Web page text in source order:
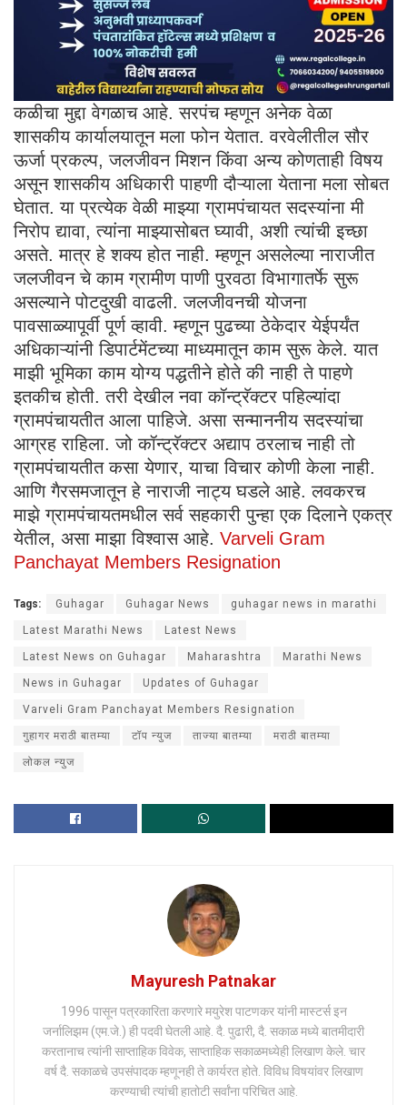
कळीचा मुद्दा वेगळाच आहे. सरपंच म्हणून अनेक वेळा
शासकीय कार्यालयातून मला फोन येतात. वरवेलीतील सौर
ऊर्जा प्रकल्प, जलजीवन मिशन किंवा अन्य कोणताही विषय
असून शासकीय अधिकारी पाहणी दौऱ्याला येताना मला सोबत
घेतात. या प्रत्येक वेळी माझ्या ग्रामपंचायत सदस्यांना मी
निरोप द्यावा, त्यांना माझ्यासोबत घ्यावी, अशी त्यांची इच्छा
असते. मात्र हे शक्य होत नाही. म्हणून असलेल्या नाराजीत
जलजीवन चे काम ग्रामीण पाणी पुरवठा विभागातर्फे सुरू
असल्याने पोटदुखी वाढली. जलजीवनची योजना
पावसाळ्यापूर्वी पूर्ण व्हावी. म्हणून पुढच्या ठेकेदार येईपर्यंत
अधिकाऱ्यांनी डिपार्टमेंटच्या माध्यमातून काम सुरू केले. यात
माझी भूमिका काम योग्य पद्धतीने होते की नाही ते पाहणे
इतकीच होती. तरी देखील नवा कॉन्ट्रॅक्टर पहिल्यांदा
ग्रामपंचायतीत आला पाहिजे. असा सन्माननीय सदस्यांचा
आग्रह राहिला. जो कॉन्ट्रॅक्टर अद्याप ठरलाच नाही तो
ग्रामपंचायतीत कसा येणार, याचा विचार कोणी केला नाही.
आणि गैरसमजातून हे नाराजी नाट्य घडले आहे. लवकरच
माझे ग्रामपंचायतमधील सर्व सहकारी पुन्हा एक दिलाने एकत्र
येतील, असा माझा विश्वास आहे. Varveli Gram
Panchayat Members Resignation
Tags: Guhagar Guhagar News guhagar news in marathi
Latest Marathi News Latest News
Latest News on Guhagar Maharashtra Marathi News
News in Guhagar Updates of Guhagar
Varveli Gram Panchayat Members Resignation
गुहागर मराठी बातम्या टॉप न्युज ताज्या बातम्या मराठी बातम्या
लोकल न्युज
Mayuresh Patnakar
1996 पासून पत्रकारिता करणारे मयुरेश पाटणकर यांनी मास्टर्स इन
जर्नालिझम (एम.जे.) ही पदवी घेतली आहे. दै. पुढारी, दै. सकाळ मध्ये बातमीदारी
करतानाच त्यांनी साप्ताहिक विवेक, साप्ताहिक सकाळमध्येही लिखाण केले. चार
वर्ष दै. सकाळचे उपसंपादक म्हणूनही ते कार्यरत होते. विविध विषयांवर लिखाण
करण्याची त्यांची हातोटी सर्वांना परिचित आहे.